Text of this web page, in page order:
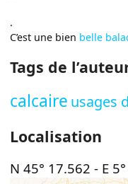
.
C’est une bien belle
Tags de
calcaire usages
Localisation
N 45° 17.562 - E